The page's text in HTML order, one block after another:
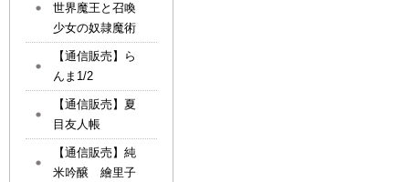
世界魔王と召喚
少女の奴隷魔術
【通信販売】ら
んま1/2
【通信販売】夏
目友人帳
【通信販売】純
米吟醸 繪里子